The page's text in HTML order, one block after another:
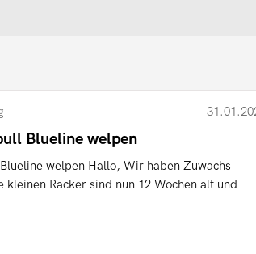
Blueline welpen
welpen Hallo, Wir haben Zuwachs
kleinen Racker sind nun 12 Wochen alt und